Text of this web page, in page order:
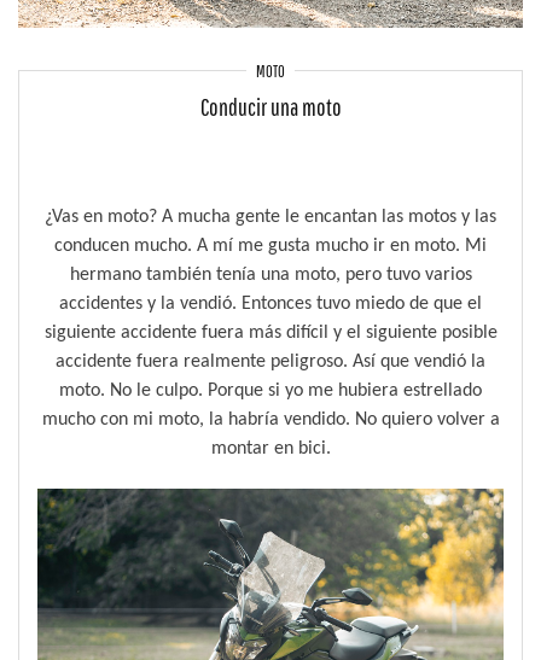
MOTO
Conducir una moto
¿Vas en moto? A mucha gente le encantan las motos y las
conducen mucho. A mí me gusta mucho ir en moto. Mi
hermano también tenía una moto, pero tuvo varios
accidentes y la vendió. Entonces tuvo miedo de que el
siguiente accidente fuera más difícil y el siguiente posible
accidente fuera realmente peligroso. Así que vendió la
moto. No le culpo. Porque si yo me hubiera estrellado
mucho con mi moto, la habría vendido. No quiero volver a
montar en bici.